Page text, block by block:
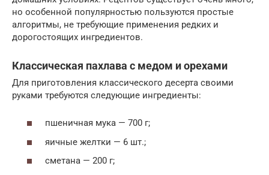
но особенной популярностью пользуются простые
алгоритмы, не требующие применения редких и
дорогостоящих ингредиентов.
Классическая пахлава с медом и орехами
Для приготовления классического десерта своими
руками требуются следующие ингредиенты:
пшеничная мука — 700 г;
яичные желтки — 6 шт.;
сметана — 200 г;